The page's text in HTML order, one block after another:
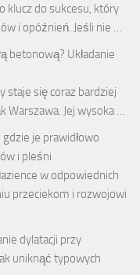
klucz do sukcesu, który
i opóźnień. Jeśli nie …
betonową? Układanie
staje się coraz bardziej
Warszawa. Jej wysoka …
je prawidłowo
i pleśni
w odpowiednich
przeciekom i rozwojowi
dylatacji przy
uniknąć typowych